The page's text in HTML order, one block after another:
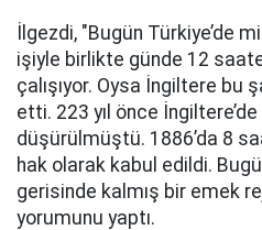
İlgezdi, "Bugün Türkiye’de
işiyle birlikte günde 12
çalışıyor. Oysa İngiltere bu
etti. 223 yıl önce
düşürülmüştü. 1886’da 8
hak olarak kabul edildi.
gerisinde kalmış bir emek
yorumunu yaptı.